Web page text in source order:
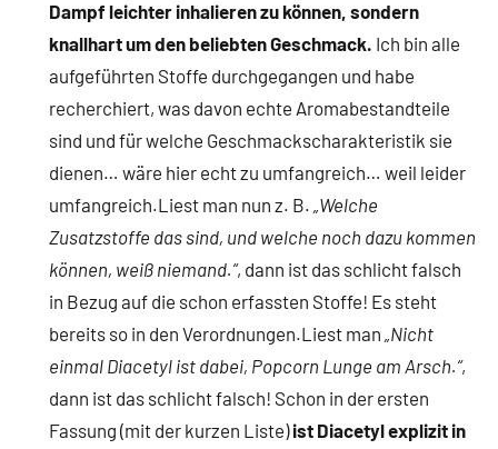
Dampf leichter inhalieren zu können, sondern
knallhart um den beliebten Geschmack. Ich bin alle
aufgeführten Stoffe durchgegangen und habe
recherchiert, was davon echte Aromabestandteile
sind und für welche Geschmackscharakteristik sie
dienen… wäre hier echt zu umfangreich… weil leider
umfangreich.Liest man nun z. B. „Welche
Zusatzstoffe das sind, und welche noch dazu kommen
können, weiß niemand.“, dann ist das schlicht falsch
in Bezug auf die schon erfassten Stoffe! Es steht
bereits so in den Verordnungen.Liest man „Nicht
einmal Diacetyl ist dabei, Popcorn Lunge am Arsch.“,
dann ist das schlicht falsch! Schon in der ersten
Fassung (mit der kurzen Liste)ist Diacetyl explizit in